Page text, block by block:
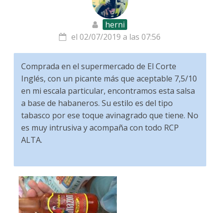
herni
el 02/07/2019 a las 07:56
Comprada en el supermercado de El Corte
Inglés, con un picante más que aceptable 7,5/10
en mi escala particular, encontramos esta salsa
a base de habaneros. Su estilo es del tipo
tabasco por ese toque avinagrado que tiene. No
es muy intrusiva y acompaña con todo RCP
ALTA.